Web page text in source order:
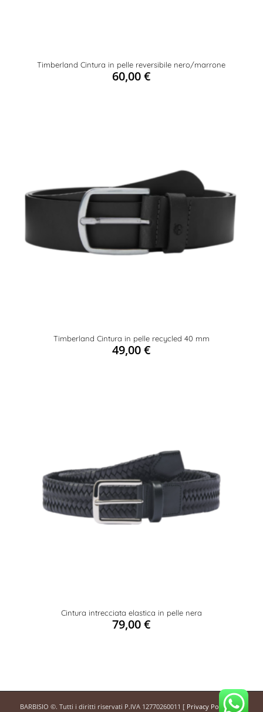
Timberland Cintura in pelle reversibile nero/marrone
60,00€
Timberland Cintura in pelle recycled 40 mm
49,00€
Cintura intrecciata elastica in pelle nera
79,00€
BARBISIO ©. Tutti i diritti riservati P.IVA 12770260011 [ Privacy Policy ]